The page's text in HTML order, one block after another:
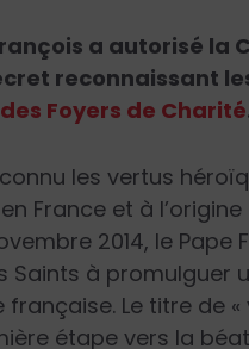
a autorisé la
reconnaissant
des Foyers de Charité
les vertus
France et à
2014, le Pape
Saints à promulguer
Le titre de
étape vers la